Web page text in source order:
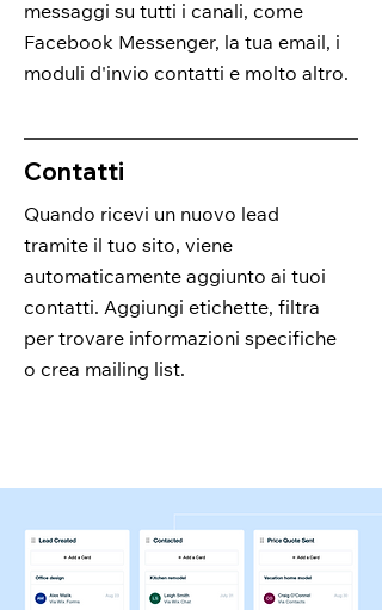
messaggi su tutti i canali, come
Facebook Messenger, la tua email, i
moduli d'invio contatti e molto altro.
Contatti
Quando ricevi un nuovo lead
tramite il tuo sito, viene
automaticamente aggiunto ai tuoi
contatti. Aggiungi etichette, filtra
per trovare informazioni specifiche
o crea mailing list.